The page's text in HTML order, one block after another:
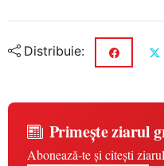
Distribuie:
Primește ziarul
Abonează-te și citești